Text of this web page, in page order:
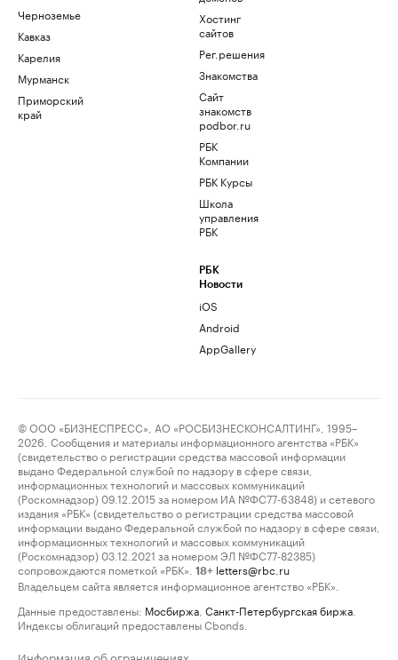
Черноземье
Кавказ
Карелия
Мурманск
Приморский
край
Хостинг
сайтов
Рег.решения
Знакомства
Сайт
знакомств
podbor.ru
РБК
Компании
РБК Курсы
Школа
управления
РБК
РБК
Новости
iOS
Android
AppGallery
© ООО «БИЗНЕСПРЕСС», АО «РОСБИЗНЕСКОНСАЛТИНГ», 1995–
2026. Сообщения и материалы информационного агентства «РБК»
(свидетельство о регистрации средства массовой информации
выдано Федеральной службой по надзору в сфере связи,
информационных технологий и массовых коммуникаций
(Роскомнадзор) 09.12.2015 за номером ИА №ФС77-63848) и сетевого
издания «РБК» (свидетельство о регистрации средства массовой
информации выдано Федеральной службой по надзору в сфере связи,
информационных технологий и массовых коммуникаций
(Роскомнадзор) 03.12.2021 за номером ЭЛ №ФС77-82385)
сопровождаются пометкой «РБК».
18+ letters@rbc.ru
Владельцем сайта является информационное агентство «РБК».
Данные предоставлены: Мосбиржа Санкт-Петербургская биржа
Индексы облигаций предоставлены Cbonds.
Информация об ограничениях